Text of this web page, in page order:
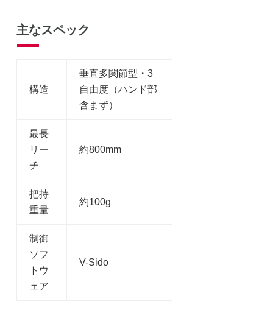
主なスペック
構造
垂直多関節型・3
自由度（ハンド部
含まず）
最長
リー
チ
約800mm
把持
重量
約100g
制御
ソフ
トウ
ェア
V-Sido